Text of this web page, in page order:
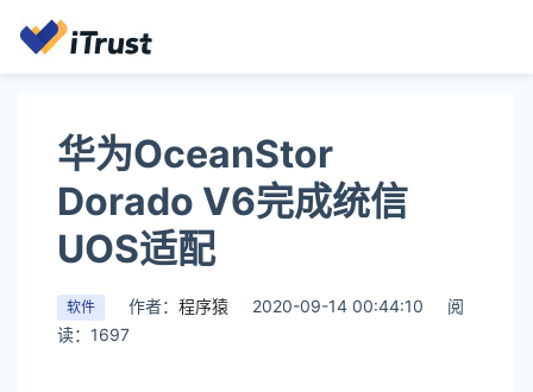
华为OceanStor
Dorado V6完成统信
UOS适配
软件 作者： 程序猿 2020-09-14 00:44:10
阅
读：1697